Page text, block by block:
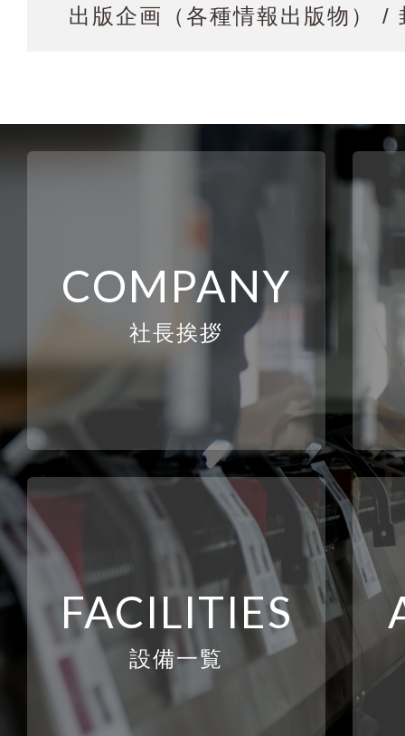
出版企画（各種情報出版物） /
COMPANY
社長挨拶
FACILITIES
設備一覧